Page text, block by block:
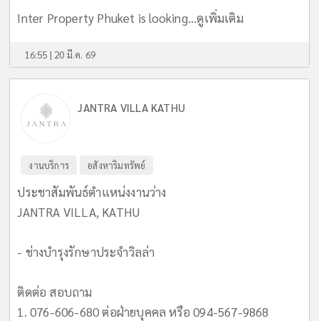
Inter Property Phuket is looking...ดูเพิ่มเติม
16:55 | 20 มี.ค. 69
JANTRA VILLA KATHU
งานบริการ อสังหาริมทรัพย์
ประชาสัมพันธ์ตำแหน่งงานว่าง
JANTRA VILLA, KATHU
- ช่างบำรุงรักษาประจำวิลล่า
ติดต่อ สอบถาม
1. 076-606-680 ต่อฝ่ายบุคคล หรือ 094-567-9868